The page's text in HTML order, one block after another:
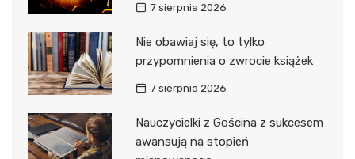
7 sierpnia 2026
Nie obawiaj się, to tylko
przypomnienia o zwrocie książek
7 sierpnia 2026
Nauczycielki z Gościna z sukcesem
awansują na stopień